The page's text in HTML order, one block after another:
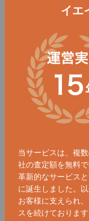
イエ
当サービスは、複
社の査定額を無料
革新的なサービス
に誕生しました。
お客様に支えられ
スを続けております